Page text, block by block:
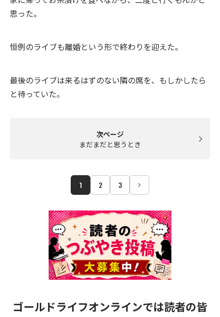
思った。
恒例のライブも離婚という形で終わりを迎えた。
最後のライブは来るはずのない隣の席を、もしかしたら
と待っていた。
次ページ
まだまだと思うとき
1 2 3
ゴールドライフオンラインでは読者の皆